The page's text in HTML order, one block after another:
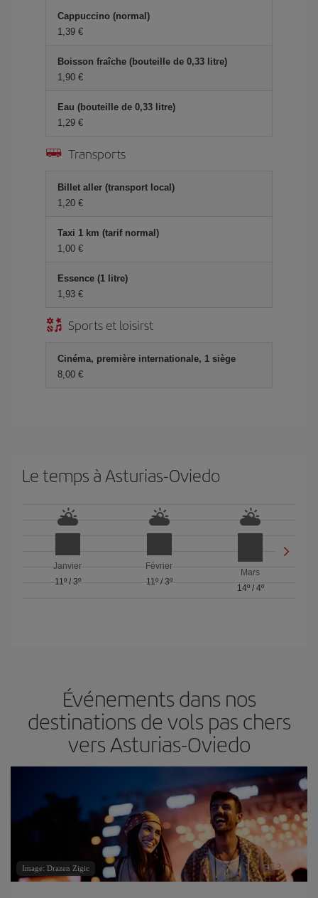
Cappuccino (normal)
1,39 €
Boisson fraîche (bouteille de 0,33 litre)
1,90 €
Eau (bouteille de 0,33 litre)
1,29 €
Transports
Billet aller (transport local)
1,20 €
Taxi 1 km (tarif normal)
1,00 €
Essence (1 litre)
1,93 €
Sports et loisirst
Cinéma, première internationale, 1 siège
8,00 €
Le temps à Asturias-Oviedo
Janvier
11º/ 3º
Février
11º/ 3º
Mars
14º/ 4º
Événements dans nos
destinations de vols pas chers
vers Asturias-Oviedo
Image: Drazen Zigic